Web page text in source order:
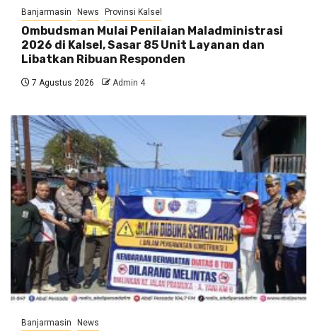
Banjarmasin News Provinsi Kalsel
Ombudsman Mulai Penilaian Maladministrasi
2026 di Kalsel, Sasar 85 Unit Layanan dan
Libatkan Ribuan Responden
7 Agustus 2026 Admin 4
Banjarmasin News